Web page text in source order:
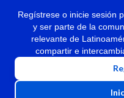
Regístrese o inicie sesión
y ser parte de la
relevante de
compartir e
|
| Todos los derechos